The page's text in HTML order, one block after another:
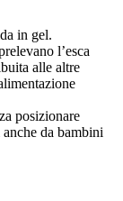
in gel.
l’esca
alle altre
posizionare
da bambini